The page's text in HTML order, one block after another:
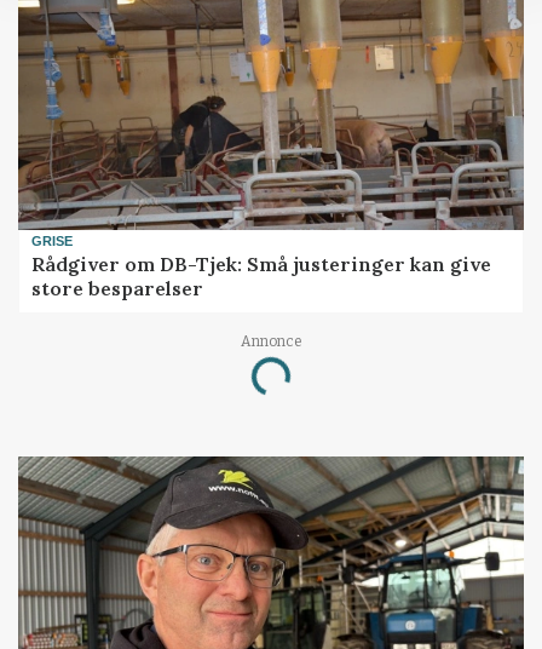
GRISE
Rådgiver om DB-Tjek: Små justeringer kan give
store besparelser
Annonce
Loading...